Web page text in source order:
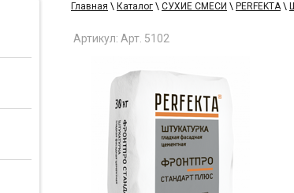
Главная \ Каталог \ СУХИЕ СМЕСИ \ PERFEKTA\
Артикул: Арт. 5102